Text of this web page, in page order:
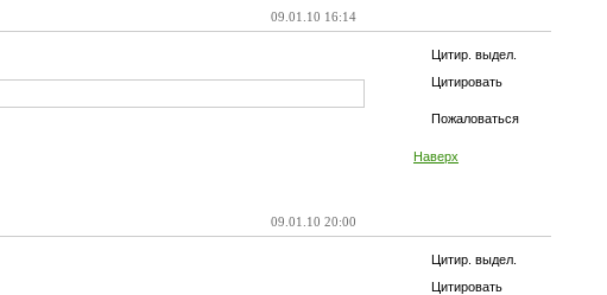
09.01.10 16:14
Цитир. выдел.
Цитировать
Пожаловаться
Наверх
09.01.10 20:00
Цитир. выдел.
Цитировать